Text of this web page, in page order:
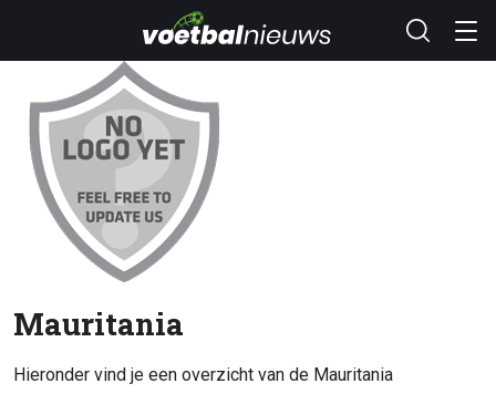
Mauritania
Hieronder vind je een overzicht van de Mauritania